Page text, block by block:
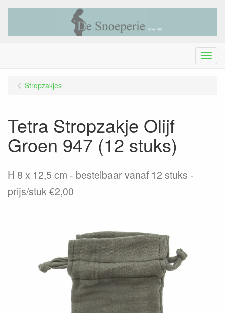
Menu
Stropzakjes
Tetra Stropzakje Olijf
Groen 947 (12 stuks)
H 8 x 12,5 cm - bestelbaar vanaf 12 stuks -
prijs/stuk €2,00